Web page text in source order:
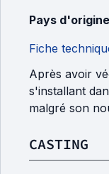
Pays
Fiche
Après avoir
s'installant
malgré son
CASTING